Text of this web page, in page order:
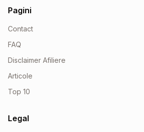
Pagini
Contact
FAQ
Disclaimer Afiliere
Articole
Top 10
Legal